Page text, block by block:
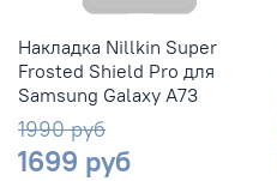
Накладка Nillkin Super
Frosted Shield Pro для
Samsung Galaxy A73
1990 руб
1699 руб